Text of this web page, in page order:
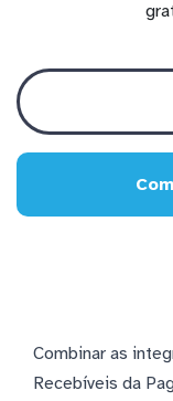
Combinar as
Recebíveis da